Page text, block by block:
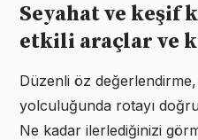
Seyahat ve keşif
etkili araçlar ve
Düzenli öz
yolculuğunda rotayı
Ne kadar ilerlediğinizi